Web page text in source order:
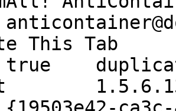
This Tab
true